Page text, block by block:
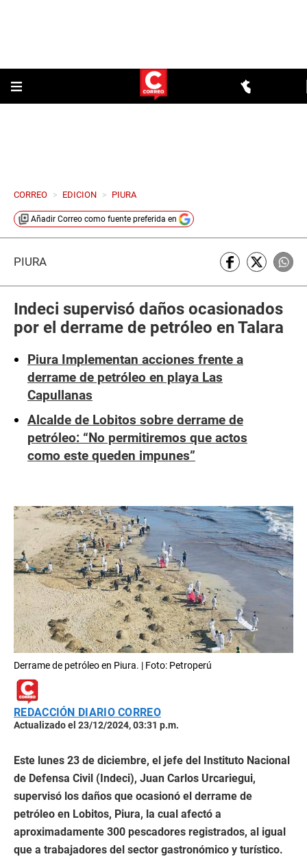
CORREO > EDICION > PIURA
Añadir Correo como fuente preferida en
PIURA
Indeci supervisó daños ocasionados
por el derrame de petróleo en Talara
Piura Implementan acciones frente a
derrame de petróleo en playa Las
Capullanas
Alcalde de Lobitos sobre derrame de
petróleo: “No permitiremos que actos
como este queden impunes”
Derrame de petróleo en Piura. | Foto: Petroperú
REDACCIÓN DIARIO CORREO
Actualizado el 23/12/2024, 03:31 p.m.
Este lunes 23 de diciembre, el jefe del Instituto Nacional
de Defensa Civil (Indeci), Juan Carlos Urcariegui,
supervisó los daños que ocasionó el derrame de
petróleo en Lobitos, Piura, la cual afectó a
aproximadamente 300 pescadores registrados, al igual
que a trabajadores del sector gastronómico y turístico.